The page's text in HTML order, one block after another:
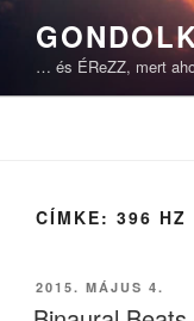
Tartalomhoz
… és ÉReZZ, mert
CÍMKE: 396 HZ
BEKÜLDVE:
2015. MÁJUS 4.